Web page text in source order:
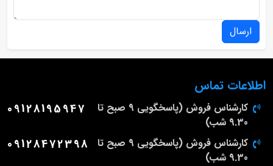
ارسال
اطلاعات تماس
کارشناس فروش (پاسخگویی 9 صبح تا
9.30 شب)
09128195947
کارشناس فروش (پاسخگویی 9 صبح تا
9.30 شب)
09128472398